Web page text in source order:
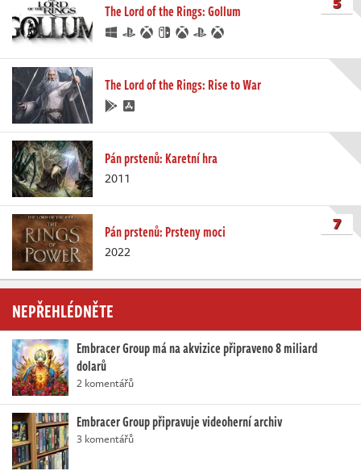
The Lord of the Rings: Gollum
The Lord of the Rings: Rise to War
Pán prstenů: Karetní hra
2011
Pán prstenů: Prsteny moci
2022
7
NEPŘEHLÉDNĚTE
Embracer Group má na akvizice připraveno 8 miliard
dolarů
2 komentářů
Embracer Group připravuje videoherní archiv
3 komentářů